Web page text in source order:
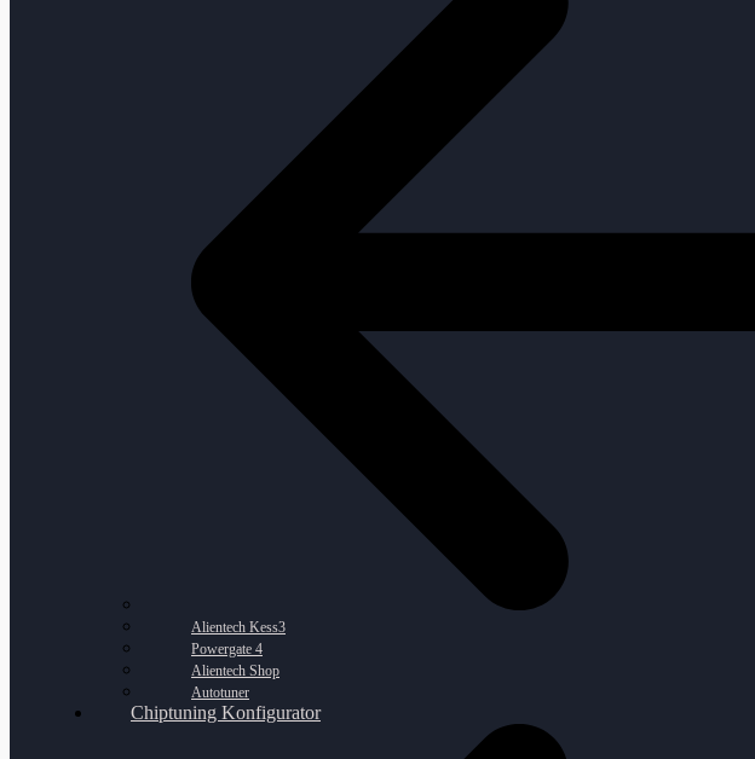
Alientech Kess3
Powergate 4
Alientech Shop
Autotuner
Chiptuning Konfigurator